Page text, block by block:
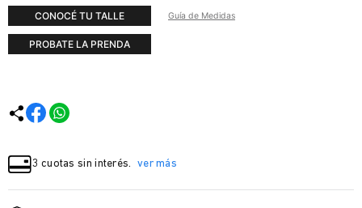
CONOCÉ TU TALLE Guía de Medidas
PROBATE LA PRENDA
3 cuotas sin interés. ver más